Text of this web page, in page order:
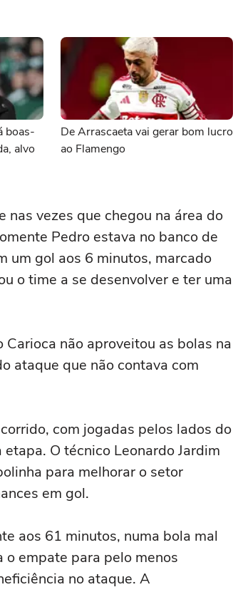
boas-
alvo
De Arrascaeta vai gerar bom lucro
ao Flamengo
vezes que chegou na área do
Pedro estava no banco de
um gol aos 6 minutos, marcado
o time a se desenvolver e ter uma
não aproveitou as bolas na
ataque que não contava com
com jogadas pelos lados do
O técnico Leonardo Jardim
para melhorar o setor
em gol.
aos 61 minutos, numa bola mal
o empate para pelo menos
no ataque. A